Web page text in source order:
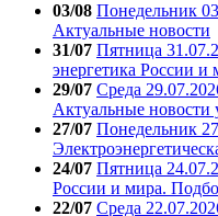
03/08 Понедельник
Актуальные новости
31/07 Пятница
энергетика России и
29/07 Среда
Актуальные новости
27/07 Понедельник
24/07 Пятница
России и мира.
22/07 Среда